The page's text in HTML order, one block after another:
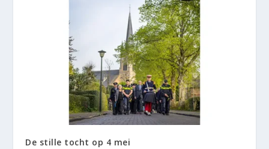
De stille tocht op 4 mei